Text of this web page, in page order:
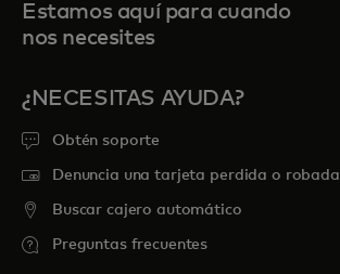
Estamos aquí para cuando
nos necesites
¿NECESITAS AYUDA?
Obtén soporte
Denuncia una tarjeta perdida o robada
Buscar cajero automático
Preguntas frecuentes